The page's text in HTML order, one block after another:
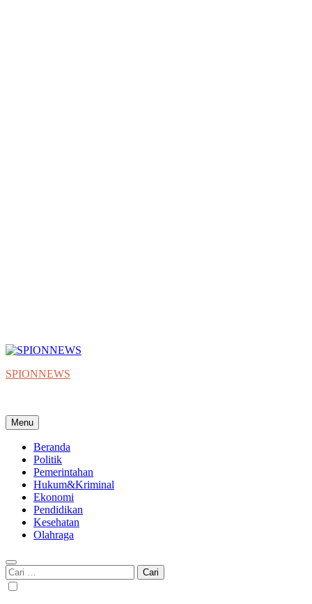
SPIONNEWS
Menu
Beranda
Politik
Pemerintahan
Hukum&Kriminal
Ekonomi
Pendidikan
Kesehatan
Olahraga
Cari
untuk: